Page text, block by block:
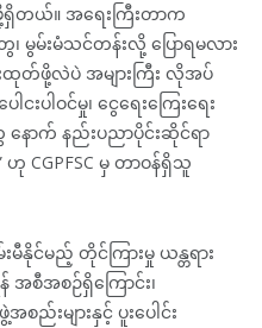
တယ်။ အရေးကြီးတာက
မွမ်းမံသင်တန်းလို့ ပြောရမလား
ထုတ်ဖို့လဲပဲ အများကြီး လိုအပ်
ပါဝင်မှု၊ ငွေရေးကြေးရေး
နောက် နည်းပညာပိုင်းဆိုင်ရာ
CGPFSC မှ တာဝန်ရှိသူ
မည့် တိုင်ကြားမှု ယန္တရား
စီအစဉ်ရှိကြောင်း၊
ည်းများနှင့် ပူးပေါင်း